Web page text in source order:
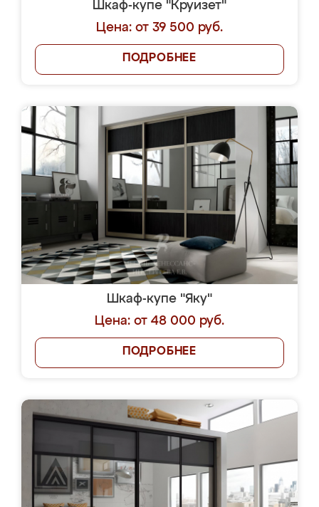
Шкаф-купе "Круизет"
Цена: от 39 500 руб.
ПОДРОБНЕЕ
Шкаф-купе "Яку"
Цена: от 48 000 руб.
ПОДРОБНЕЕ